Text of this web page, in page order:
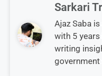
Sarkari
Ajaz Saba
with 5 years
writing
government